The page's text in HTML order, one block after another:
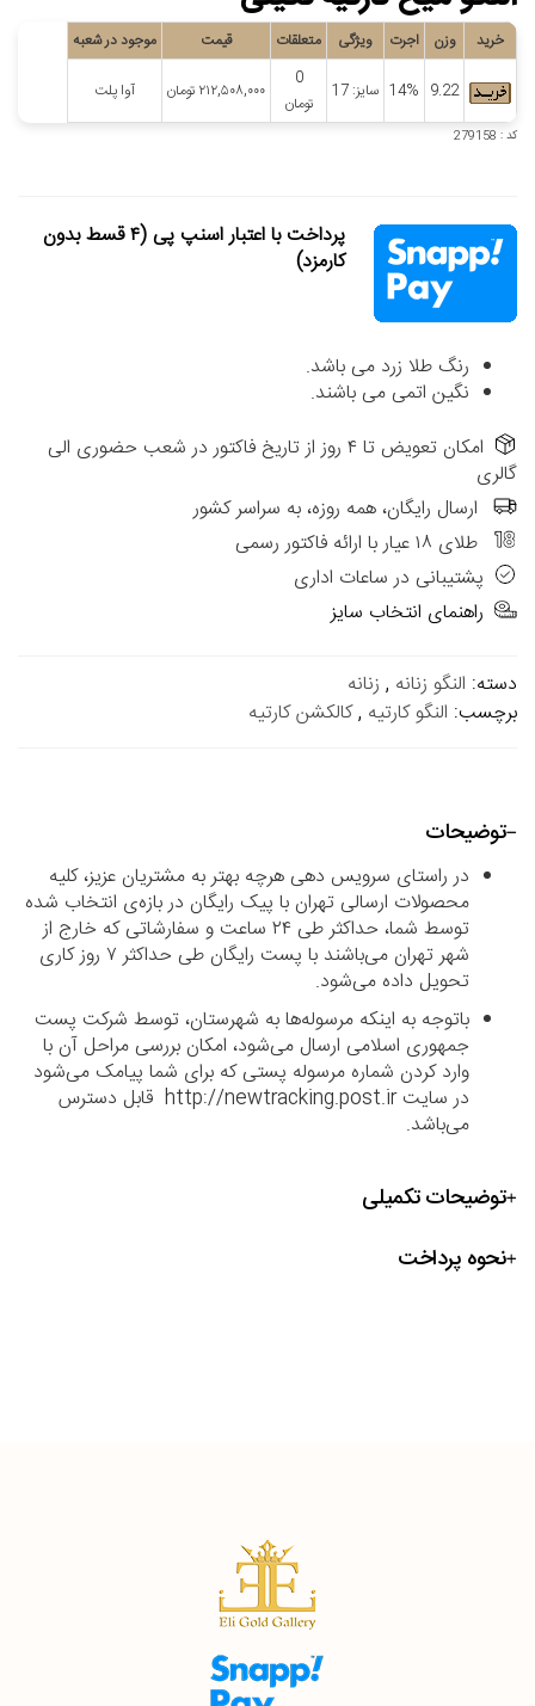
خرید وزن اجرت ویژگی متعلقات قیمت موجود در شعبه
9.22
14% سایز: 17
0
تومان
۲۱۲,۵۰۸,۰۰۰ تومان آوا پلت
کد : 279158
پرداخت با اعتبار اسنپ پی (۴ قسط بدون
کارمزد)
رنگ طلا زرد می باشد.
نگین اتمی می باشند.
امکان تعویض تا ۴ روز از تاریخ فاکتور در شعب حضوری الی
گالری
ارسال رایگان، همه روزه، به سراسر کشور
طلای ۱۸ عیار با ارائه فاکتور رسمی
پشتیبانی در ساعات اداری
راهنمای انتخاب سایز
دسته: النگو زنانه , زنانه
برچسب: النگو کارتیه ,کالکشن کارتیه
توضیحات
در راستای سرویس دهی هرچه بهتر به مشتریان عزیز، کلیه
محصولات ارسالی تهران با پیک رایگان در بازه‌ی انتخاب شده
توسط شما، حداکثر طی ۲۴ ساعت و سفارشاتی که خارج از
شهر تهران می‌باشند با پست رایگان طی حداکثر ۷ روز کاری
تحویل داده می‌شود.
باتوجه به اینکه مرسوله‌ها به شهرستان، توسط شرکت پست
جمهوری اسلامی ارسال می‌شود، امکان بررسی مراحل آن با
وارد کردن شماره مرسوله پستی که برای شما پیامک می‌شود
در سایت http://newtracking.post.ir قابل دسترس
می‌باشد.
توضیحات تکمیلی
نحوه پرداخت